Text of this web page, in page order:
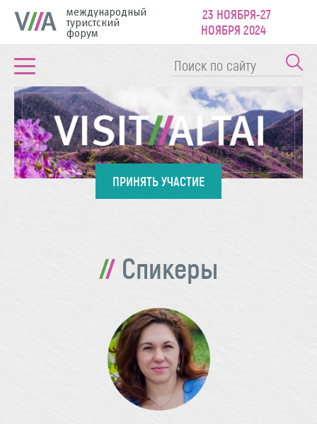
международный
туристский
форум
23 НОЯБРЯ-27
НОЯБРЯ 2024
ПРИНЯТЬ УЧАСТИЕ
Спикеры